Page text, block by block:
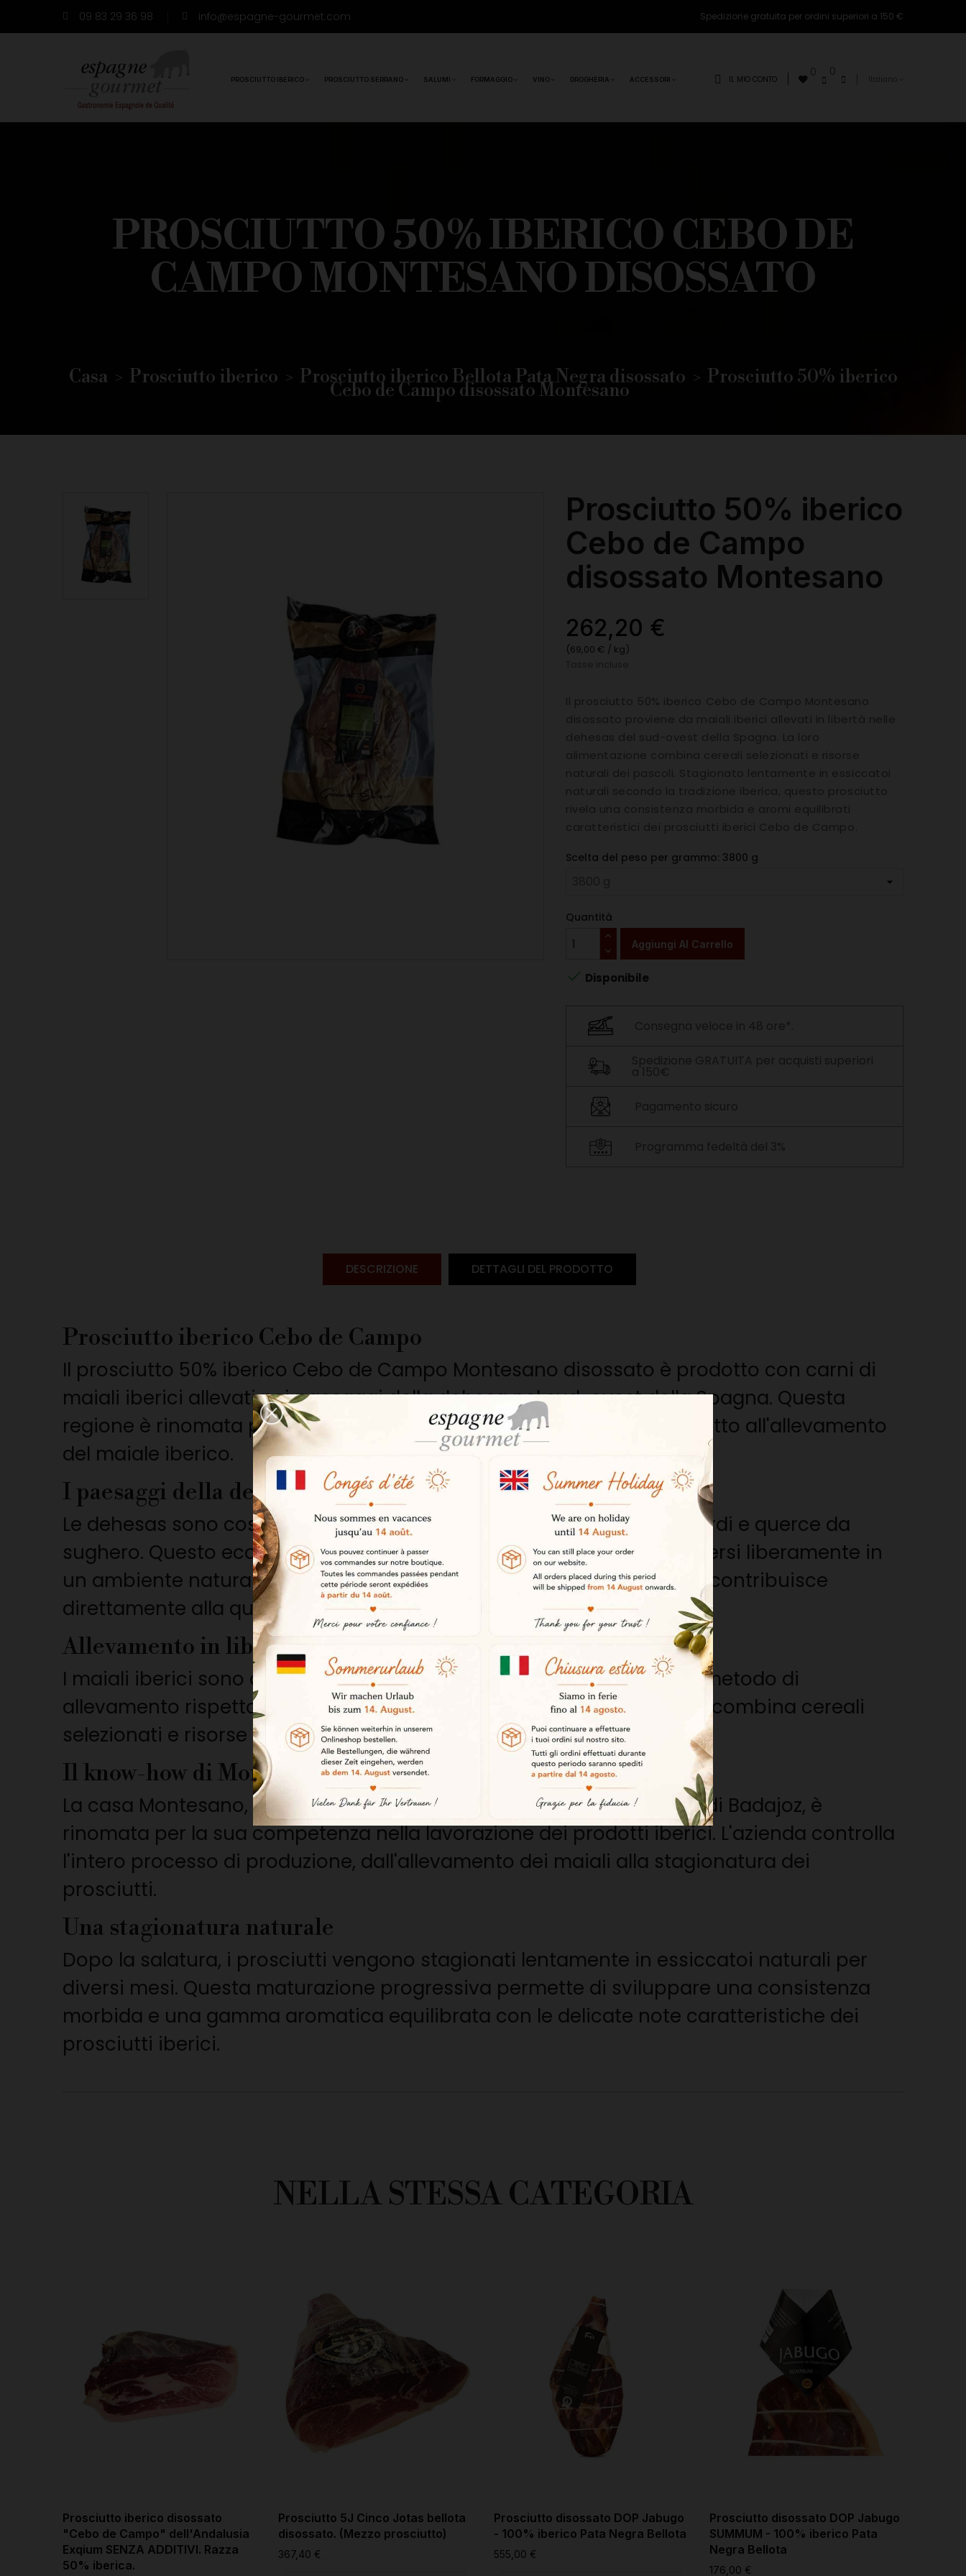
09 83 29 36 98 info@espagne-gourmet.com Spedizione gratuita per ordini superiori a 150 €
PROSCIUTTO IBERICO PROSCIUTTO SERRANO SALUMI FORMAGGIO VINO DROGHERIA ACCESSORI IL MIO CONTO
PROSCIUTTO 50% IBERICO CEBO DE
CAMPO MONTESANO DISOSSATO
Casa Prosciutto iberico Prosciutto iberico Bellota Pata Negra disossato Prosciutto 50% iberico
Cebo de Campo disossato Montesano
Prosciutto 50% iberico
Cebo de Campo
disossato Montesano
262,20 €
(69,00 € / kg)
Scelta del peso per grammo: 3800 g
Quantità
Aggiungi Al Carrello
 Disponibile
DESCRIZIONE DETTAGLI DEL PRODOTTO
Prosciutto iberico Cebo de Campo
Il prosciutto 50% iberico Cebo de Campo Montesano disossato è prodotto con carni di
maiali iberici allevati nei paesaggi della dehesa nel sud-ovest della Spagna. Questa
regione è rinomata per il suo ambiente naturale particolarmente adatto all'allevamento
del maiale iberico.
I paesaggi della dehesa
Le dehesas sono costituite da vasti pascoli punteggiati da querce verdi e querce da
sughero. Questo ecosistema unico permette ai maiali iberici di evolversi liberamente in
un ambiente naturale ricco di risorse. Questo allevamento estensivo contribuisce
direttamente alla qualità della carne.
Allevamento in libertà
I maiali iberici sono allevati in libertà nei pascoli e beneficiano di un metodo di
allevamento rispettoso della tradizione iberica. La loro alimentazione combina cereali
selezionati e risorse naturali presenti nella dehesa.
Il know-how di Montesano
La casa Montesano, situata a Jerez de los Caballeros nella provincia di Badajoz, è
rinomata per la sua competenza nella lavorazione dei prodotti iberici. L'azienda controlla
l'intero processo di produzione, dall'allevamento dei maiali alla stagionatura dei
prosciutti.
Una stagionatura naturale
Dopo la salatura, i prosciutti vengono stagionati lentamente in essiccatoi naturali per
diversi mesi. Questa maturazione progressiva permette di sviluppare una consistenza
morbida e una gamma aromatica equilibrata con le delicate note caratteristiche dei
prosciutti iberici.
NELLA STESSA CATEGORIA
Prosciutto iberico disossato
"Cebo de Campo" dell'Andalusia
Exqium SENZA ADDITIVI. Razza
50% iberica.
Prosciutto 5J Cinco Jotas bellota
disossato. (Mezzo prosciutto)
367,40 €
Prosciutto disossato DOP Jabugo
- 100% iberico Pata Negra Bellota
555,00 €
Prosciutto disossato DOP Jabugo
SUMMUM - 100% iberico Pata
Negra Bellota
176,00 €